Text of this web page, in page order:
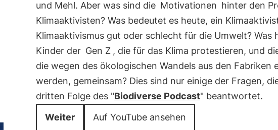
und Mehl. Aber was sind die Motivationen hinter den
Klimaaktivisten? Was bedeutet es heute, ein
Klimaaktivismus gut oder schlecht für die Umwelt? Was
Kinder der Gen Z , die für das Klima protestieren, und
die wegen des ökologischen Wandels aus den Fabriken
werden, gemeinsam? Dies sind nur einige der Fragen,
dritten Folge des "Biodiverse Podcast" beantwortet.
Weiter
Auf YouTube ansehen